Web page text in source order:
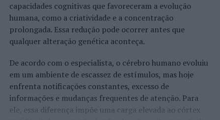
capacidades cognitivas que favoreceram a evolução
humana, como a criatividade e a concentração
prolongada. Essa redução pode ocorrer antes que
qualquer alteração genética aconteça.
De acordo com o especialista, o cérebro humano evoluiu
em um ambiente de escassez de estímulos, mas hoje
enfrenta notificações constantes, excesso de
informações e mudanças frequentes de atenção. Para
ele, essa diferença impõe uma carga elevada ao córtex